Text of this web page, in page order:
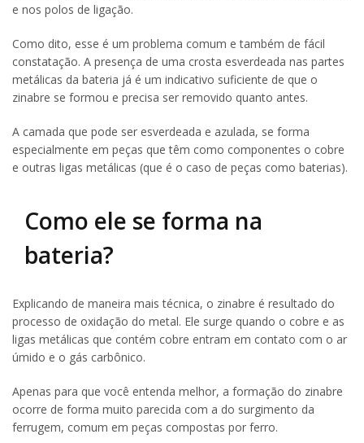
e nos polos de ligação.
Como dito, esse é um problema comum e também de fácil
constatação. A presença de uma crosta esverdeada nas partes
metálicas da bateria já é um indicativo suficiente de que o
zinabre se formou e precisa ser removido quanto antes.
A camada que pode ser esverdeada e azulada, se forma
especialmente em peças que têm como componentes o cobre
e outras ligas metálicas (que é o caso de peças como baterias).
Como ele se forma na
bateria?
Explicando de maneira mais técnica, o zinabre é resultado do
processo de oxidação do metal. Ele surge quando o cobre e as
ligas metálicas que contém cobre entram em contato com o ar
úmido e o gás carbônico.
Apenas para que você entenda melhor, a formação do zinabre
ocorre de forma muito parecida com a do surgimento da
ferrugem, comum em peças compostas por ferro.